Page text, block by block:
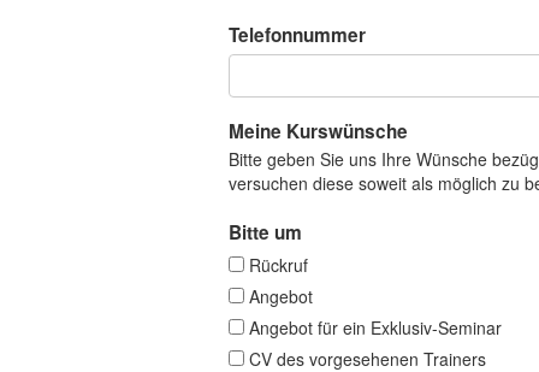
Telefonnummer
Meine Kurswünsche
Bitte geben Sie uns Ihre Wünsche
versuchen diese soweit als möglich zu
Bitte um
Rückruf
Angebot
Angebot für ein Exklusiv-Seminar
CV des vorgesehenen Trainers